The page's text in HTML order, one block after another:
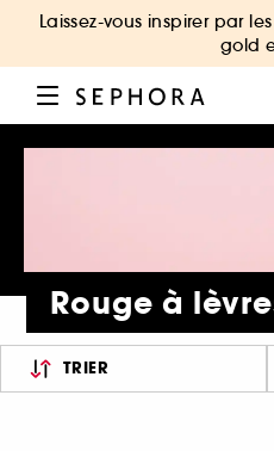
Laissez-vous inspirer par
gold
Rouge à
TRIER